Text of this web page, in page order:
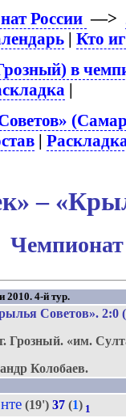
России —>
|Кто
в
|
|
–
Чемпионат
2010. 4-й тур.
Советов». 2:0
Грозный. «им.
Колобаев.
(19') 37(1) 1